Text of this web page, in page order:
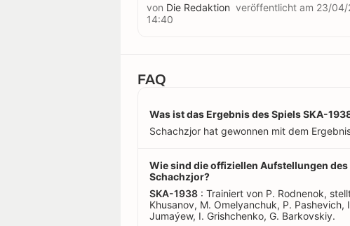
von Die Redaktion veröffentlicht am 23/04/
14:40
FAQ
Was ist das Ergebnis des Spiels SKA-
Schachzjor hat gewonnen mit dem
Wie sind die offiziellen Aufstellungen
Schachzjor?
SKA-1938 : Trainiert von P. Rodnenok,
Khusanov, M. Omelyanchuk, P. Pashevich,
Jumaýew, I. Grishchenko, G. Barkovskiy.